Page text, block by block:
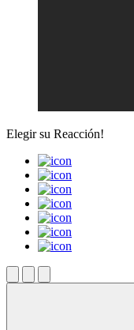
Elegir su Reacción!